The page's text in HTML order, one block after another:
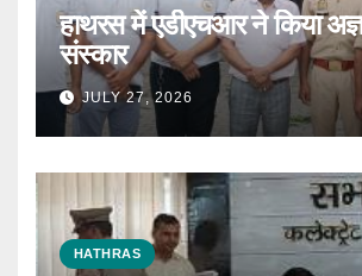
हाथरस में एडीएचआर ने किया
संस्कार
JULY 27, 2026
HATHRAS